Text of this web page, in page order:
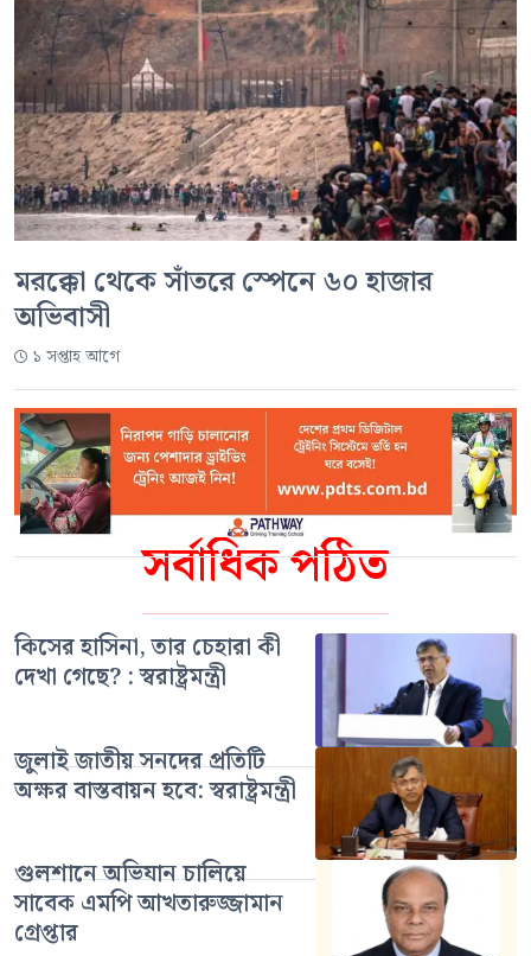
সর্বাধিক পঠিত
কিসের হাসিনা, তার চেহারা কী
দেখা গেছে? : স্বরাষ্ট্রমন্ত্রী
জুলাই জাতীয় সনদের প্রতিটি
অক্ষর বাস্তবায়ন হবে: স্বরাষ্ট্রমন্ত্রী
গুলশানে অভিযান চালিয়ে
সাবেক এমপি আখতারুজ্জামান
গ্রেপ্তার
মরক্কো থেকে সাঁতরে স্পেনে ৬০ হাজার
অভিবাসী
১ সপ্তাহ আগে